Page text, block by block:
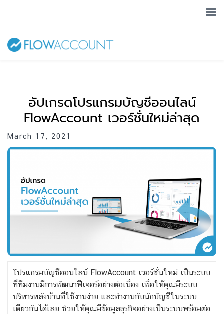
อัปเกรดโปรแกรมบัญชีออนไลน์
FlowAccount เวอร์ชั่นใหม่ล่าสุด
March 17, 2021
โปรแกรมบัญชีออนไลน์ FlowAccount เวอร์ชั่นใหม่ เป็นระบบ
ที่ทีมงานมีการพัฒนาฟีเจอร์อย่างต่อเนื่อง เพื่อให้คุณมีระบบ
บริหารหลังบ้านที่ใช้งานง่าย และทำงานกับนักบัญชีในระบบ
เดียวกันได้เลย ช่วยให้คุณมีข้อมูลธุรกิจอย่างเป็นระบบพร้อมต่อ